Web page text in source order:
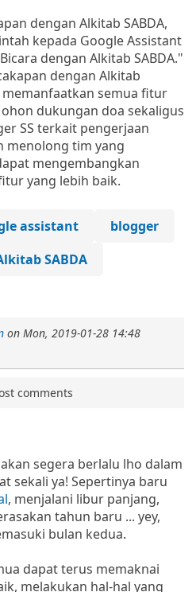
dengan Alkitab SABDA,
kepada Google Assistant
dengan Alkitab SABDA."
dengan Alkitab
memanfaatkan semua fitur
dukungan doa sekaligus
SS terkait pengerjaan
menolong tim yang
mengembangkan
yang lebih baik.
assistant
blogger
SABDA
on Mon, 2019-01-28 14:48
comments
segera berlalu lho dalam
sekali ya! Sepertinya baru
, menjalani libur panjang,
tahun baru ... yey,
bulan kedua.
dapat terus memaknai
melakukan hal-hal yang